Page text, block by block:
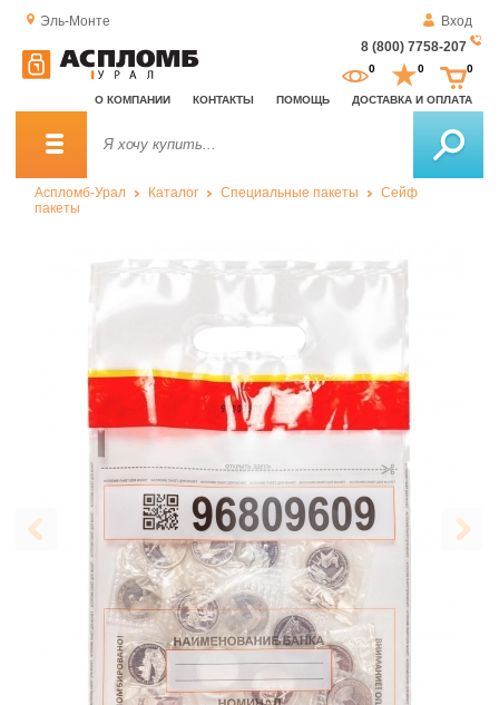
Эль-Монте
Вход
8 (800) 7758-207
О КОМПАНИИ КОНТАКТЫ ПОМОЩЬ ДОСТАВКА И ОПЛАТА
0 0 0
Аспломб-Урал Каталог Специальные пакеты
Сейф
пакеты